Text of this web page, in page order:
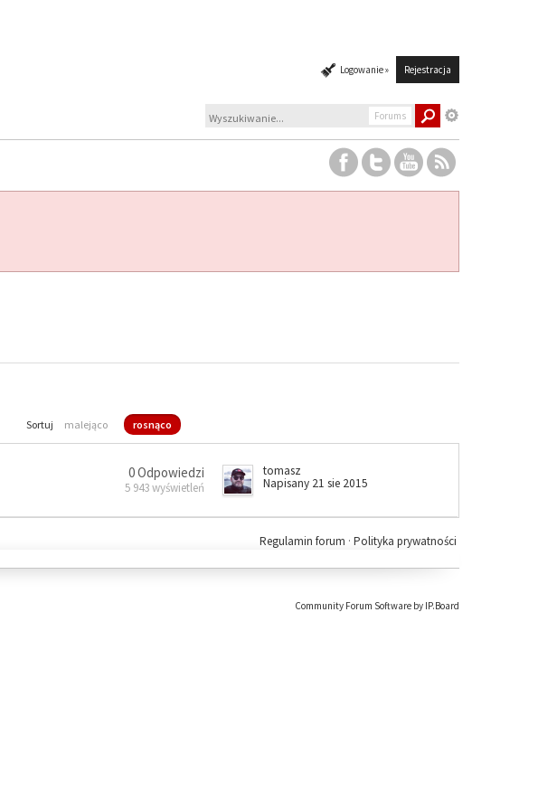
Logowanie » Rejestracja
Forums
Sortuj malejąco rosnąco
0 Odpowiedzi
5 943 wyświetleń
tomasz
Napisany 21 sie 2015
Polityka prywatności
Regulamin forum ·
Community Forum Software by IP.Board